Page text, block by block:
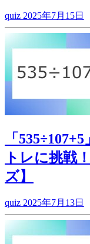
quiz 2025年7月15日
「
トレに挑戦
ズ】
quiz 2025年7月13日